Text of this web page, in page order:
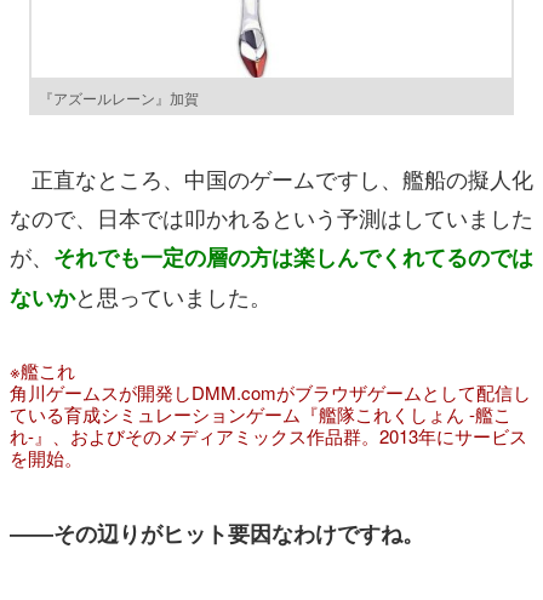
『アズールレーン』加賀
正直なところ、中国のゲームですし、艦船の擬人化
なので、日本では叩かれるという予測はしていました
が、 それでも一定の層の方は楽しんでくれてるのでは
ないかと思っていました。
※艦これ
角川ゲームスが開発しDMM.comがブラウザゲームとして配信し
ている育成シミュレーションゲーム『艦隊これくしょん -艦こ
れ-』、およびそのメディアミックス作品群。2013年にサービス
を開始。
――その辺りがヒット要因なわけですね。